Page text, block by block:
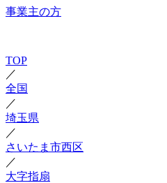
事業主の方
TOP
／
全国
／
埼玉県
／
さいたま市西区
／
大字指扇